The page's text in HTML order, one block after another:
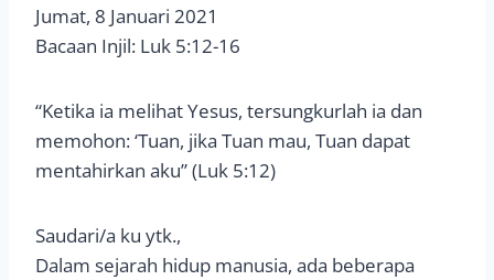
Jumat, 8 Januari 2021
Bacaan Injil: Luk 5:12-16
“Ketika ia melihat Yesus, tersungkurlah ia dan
memohon: ‘Tuan, jika Tuan mau, Tuan dapat
mentahirkan aku” (Luk 5:12)
Saudari/a ku ytk.,
Dalam sejarah hidup manusia, ada beberapa